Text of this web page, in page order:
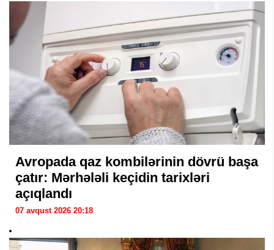
Avropada qaz kombilərinin dövrü başa
çatır: Mərhələli keçidin tarixləri
açıqlandı
07 avqust 2026 20:18